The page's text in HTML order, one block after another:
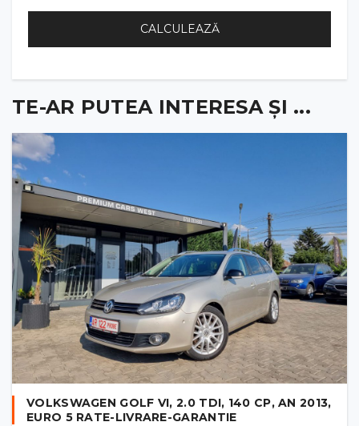
CALCULEAZĂ
TE-AR PUTEA INTERESA ȘI ...
VOLKSWAGEN GOLF VI, 2.0 TDI, 140 CP, AN 2013,
EURO 5 RATE-LIVRARE-GARANTIE